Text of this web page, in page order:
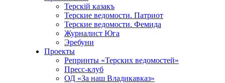
Терскiй казакъ
Терские ведомости. Патриот
Терские ведомости. Фемида
Журналист Юга
Эребуни
Проекты
Репринты «Терских ведомостей»
Пресс-клуб
ОД «За наш Владикавказ»